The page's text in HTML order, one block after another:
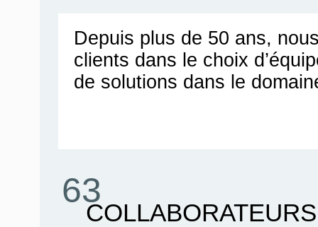
63
COLLABORATEURS
Depuis plus de 50 ans,
clients dans le choix
de solutions dans le